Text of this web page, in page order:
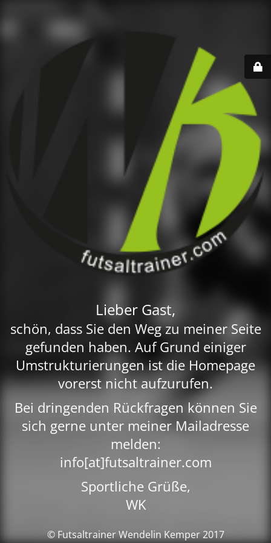
Lieber Gast,
schön, dass Sie den Weg zu meiner Seite
gefunden haben. Auf Grund einiger
Umstrukturierungen ist die Homepage
vorerst nicht aufzurufen.
Bei dringenden Rückfragen können Sie
sich gerne unter meiner Mailadresse
melden:
info[at]futsaltrainer.com
Sportliche Grüße,
WK
© Futsaltrainer Wendelin Kemper 2017